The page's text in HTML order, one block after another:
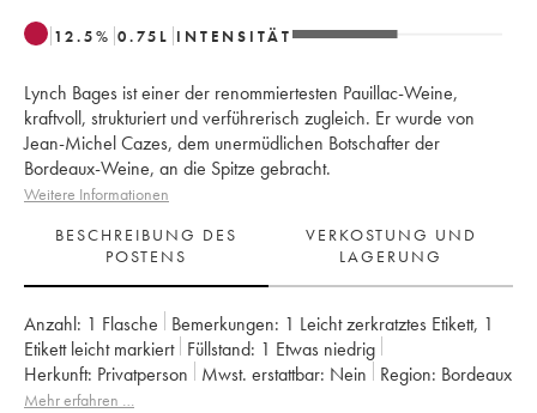
12.5% 0.75 L INTENSITÄT
Lynch Bages ist einer der renommiertesten Pauillac-Weine,
kraftvoll, strukturiert und verführerisch zugleich. Er wurde von
Jean-Michel Cazes, dem unermüdlichen Botschafter der
Bordeaux-Weine, an die Spitze gebracht.
Weitere Informationen
BESCHREIBUNG DES
POSTENS
VERKOSTUNG UND
LAGERUNG
Anzahl: 1 Flasche Bemerkungen: 1 Leicht zerkratztes Etikett, 1
Etikett leicht markiert Füllstand: 1 Etwas niedrig
Herkunft:
privatperson Mwst. erstattbar: nein Region:
Bordeaux
Appellation:
Mehr erfahren …